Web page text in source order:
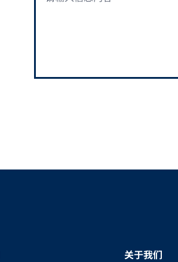
关于我们